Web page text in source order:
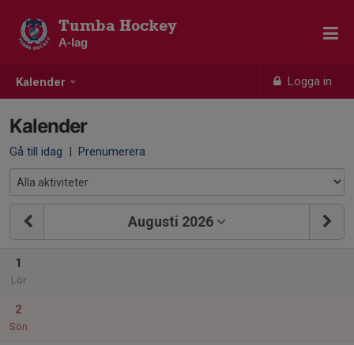
Kalender Logga in
Tumba Hockey
A-lag
Kalender
Gå till idag | Prenumerera
Augusti 2026
1
Lör
2
Sön